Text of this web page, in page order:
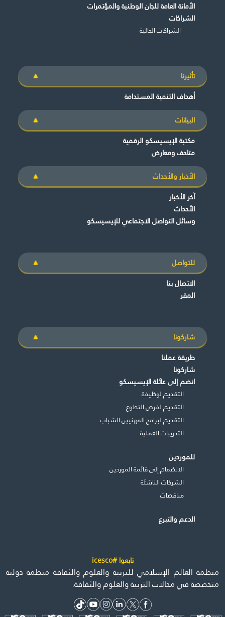
الأمانة العامة للجان الوطنية والمؤتمرات
الشراكات
الشراكات الحالية
تأثيرنا
أهداف التنمية المستدامة
البيانات
مكتبة الإيسيسكو الرقمية
متاحف ومعارض
الأخبار والأحداث
آخر الأخبار
الأحداث
وسائل التواصل الاجتماعي للإيسيسكو
للتواصل
الاتصال بنا
المقر
شاركونا
طريقة عملنا
شاركونا
انضم إلى عائلة الإيسيسكو
التقديم لوظيفة
التقديم لفرص التطوع
التقديم لبرامج المهنيين الشباب
التدريبات العملية
للموردين
الانضمام إلى قائمة الموردين
الشركات الناشئة
مناقصات
الدعم والتبرع
تابعوا #icesco
منظمة العالم الإسلامي للتربية والعلوم والثقافة منظمة دولية
متخصصة في مجالات التربية والعلوم والثقافة.